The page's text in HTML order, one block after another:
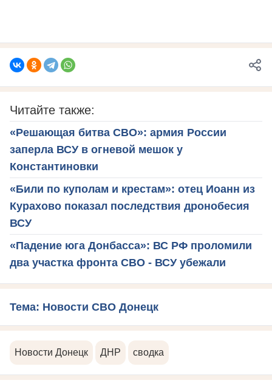
Читайте также:
«Решающая битва СВО»: армия России
заперла ВСУ в огневой мешок у
Константиновки
«Били по куполам и крестам»: отец Иоанн из
Курахово показал последствия дронобесия
ВСУ
«Падение юга Донбасса»: ВС РФ проломили
два участка фронта СВО - ВСУ убежали
Тема: Новости СВО Донецк
Новости Донецк ДНР сводка